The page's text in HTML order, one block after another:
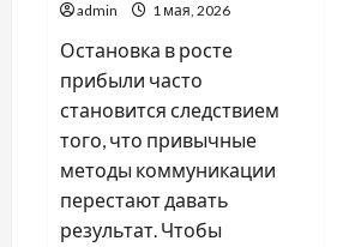
admin 1 мая, 2026
Остановка в росте
прибыли часто
становится следствием
того, что привычные
методы коммуникации
перестают давать
результат. Чтобы